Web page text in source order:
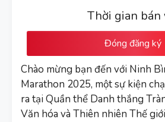
Thời gian bán
Đóng đăng ký
Chào mừng bạn đến với Ninh
Marathon 2025, một sự kiện
ra tại Quần thể Danh thắng
Văn hóa và Thiên nhiên Thế